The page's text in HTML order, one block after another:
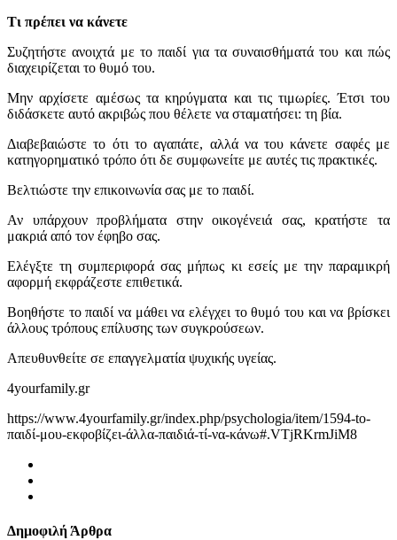
Τι πρέπει να κάνετε
Συζητήστε ανοιχτά με το παιδί για τα συναισθήματά του και πώς
διαχειρίζεται το θυμό του.
Μην αρχίσετε αμέσως τα κηρύγματα και τις τιμωρίες. Έτσι του
διδάσκετε αυτό ακριβώς που θέλετε να σταματήσει: τη βία.
Διαβεβαιώστε το ότι το αγαπάτε, αλλά να του κάνετε σαφές με
κατηγορηματικό τρόπο ότι δε συμφωνείτε με αυτές τις πρακτικές.
Βελτιώστε την επικοινωνία σας με το παιδί.
Αν υπάρχουν προβλήματα στην οικογένειά σας, κρατήστε τα
μακριά από τον έφηβο σας.
Ελέγξτε τη συμπεριφορά σας μήπως κι εσείς με την παραμικρή
αφορμή εκφράζεστε επιθετικά.
Βοηθήστε το παιδί να μάθει να ελέγχει το θυμό του και να βρίσκει
άλλους τρόπους επίλυσης των συγκρούσεων.
Απευθυνθείτε σε επαγγελματία ψυχικής υγείας.
4yourfamily.gr
https://www.4yourfamily.gr/index.php/psychologia/item/1594-to-
παιδί-μου-εκφοβίζει-άλλα-παιδιά-τί-να-κάνω#.VTjRKrmJiM8
Δημοφιλή Άρθρα